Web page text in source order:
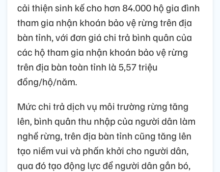
cải thiện sinh kế cho hơn 84.000 hộ gia đình
tham gia nhận khoán bảo vệ rừng trên địa
bàn tỉnh, với đơn giá chi trả bình quân của
các hộ tham gia nhận khoán bảo vệ rừng
trên địa bàn toàn tỉnh là 5,57 triệu
đồng/hộ/năm.
Mức chi trả dịch vụ môi trường rừng tăng
lên, bình quân thu nhập của người dân làm
nghề rừng, trên địa bàn tỉnh cũng tăng lên
tạo niềm vui và phấn khởi cho người dân,
qua đó tạo động lực để người dân gắn bó,